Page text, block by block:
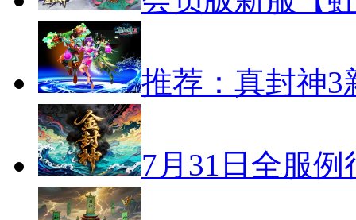
推荐：真封神3
7月31日全服